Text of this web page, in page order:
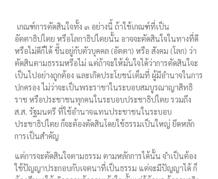
เกณฑ์การตัดสินใจทั้ง ๓ อย่างนี้ ถ้าใช้เกณฑ์ที่เป็น
อัตตาธิปไตย หรือโลกาธิปไตยนั้น อาจจะตัดสินใจในทางที่ดี
หรือไม่ดีก็ได้ ขึ้นอยู่กับตัวบุคคล (อัตตา) หรือ สังคม (โลก) ว่า
ตัดสินตามธรรมหรือไม่ แต่ถ้าจะให้มั่นใจได้ว่าการตัดสินใจะ
เป็นไปอย่างถูกต้อง และเกิดประโยชน์เต็มที่ ผู้มีอำนาจในการ
ปกครอง ไม่ว่าจะเป็นพระราชาในระบอบสมบูรณาญาสิทธิ
ราช หรือประชาชนทุกคนในระบอบประชาธิปไตย รวมถึง
ส.ส. รัฐมนตรี ที่ใช้อำนาจแทนประชาชนในระบอบ
ประชาธิปไตย ก็จะต้องตัดสินโดยใช้ธรรมเป็นใหญ่ ยึดหลัก
การเป็นสำคัญ
แต่การจะตัดสินใจตามธรรม ตามหลักการได้นั้น จำเป็นต้อง
ใช้ปัญญาประกอบกับเจตนาที่เป็นธรรม แต่จะมีปัญญาได้ ก็